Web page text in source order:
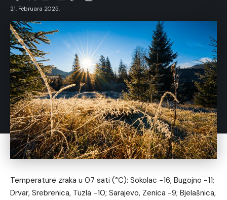
21. Februara 2025.
Temperature zraka u 07 sati (°C): Sokolac -16; Bugojno -11;
Drvar, Srebrenica, Tuzla -10; Sarajevo, Zenica -9; Bjelašnica,